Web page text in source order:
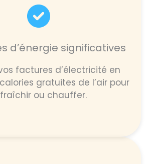
d’énergie significatives
factures d’électricité en
gratuites de l’air pour
ou chauffer.